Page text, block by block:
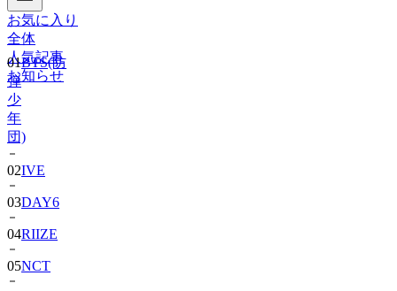
お気に入り
全体
人気記事
お知らせ
01BTS(防
弾
少
年
団)
02 IVE
03DAY6
04RIIZE
05NCT
06BLACKPINK